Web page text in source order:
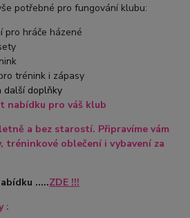
potřebné pro fungování klubu:
pro hráče házené
trénink i zápasy
další doplňky
nabídku pro váš klub
a bez starostí. Připravíme vám
tréninkové oblečení i vybavení za
.....ZDE !!!
: